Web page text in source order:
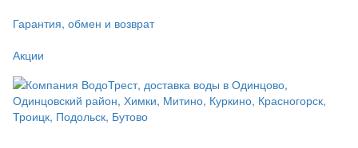
Гарантия, обмен и возврат
Акции